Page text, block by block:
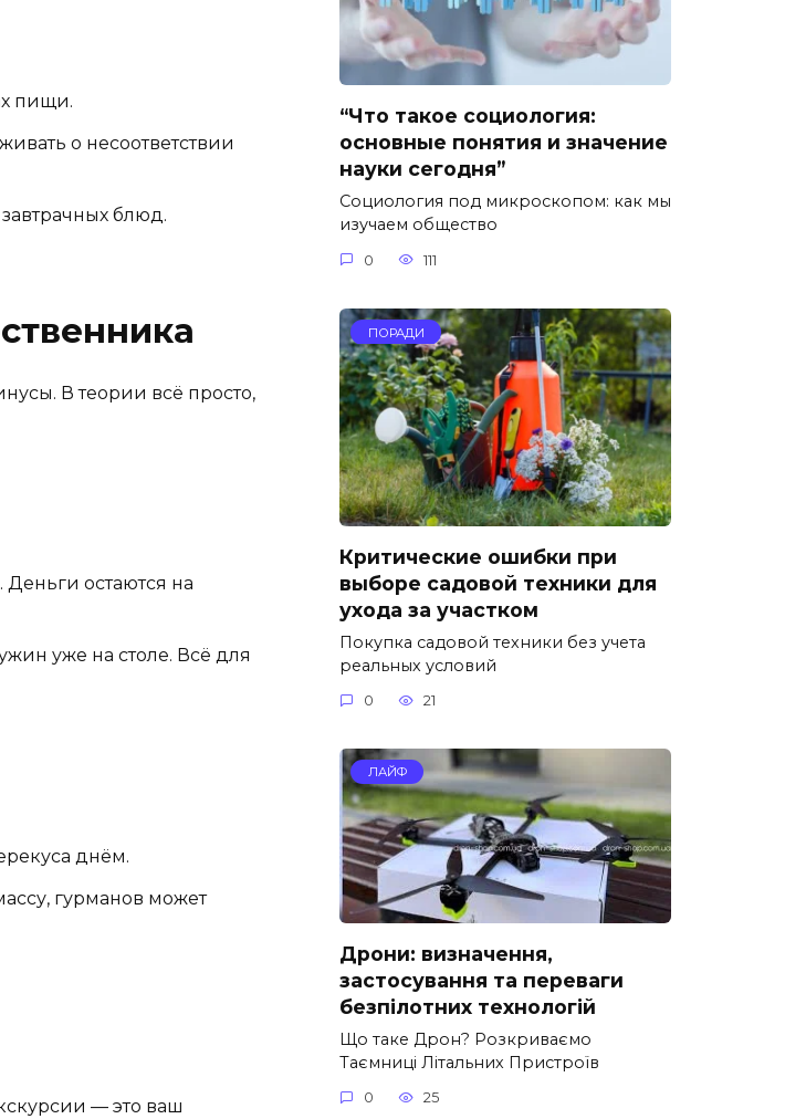
пищи.
о несоответствии
блюд.
В теории всё просто,
остаются на
уже на столе. Всё для
днём.
гурманов может
— это ваш
“Что такое социология:
основные понятия и значение
науки сегодня”
Социология под микроскопом: как мы
изучаем общество
0 111
ПОРАДИ
Критические ошибки при
выборе садовой техники для
ухода за участком
Покупка садовой техники без учета
реальных условий
0 21
ЛАЙФ
Дрони: визначення,
застосування та переваги
безпілотних технологій
Що таке Дрон? Розкриваємо
Таємниці Літальних Пристроїв
0 25